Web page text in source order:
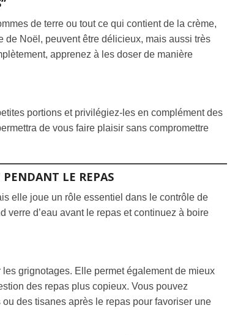
de terre ou tout ce qui contient de la crème,
de Noël, peuvent être délicieux, mais aussi très
apprenez à les doser de manière
portions et privilégiez-les en complément des
de vous faire plaisir sans compromettre
LE REPAS
elle joue un rôle essentiel dans le contrôle de
verre d’eau avant le repas et continuez à boire
les grignotages. Elle permet également de mieux
des repas plus copieux. Vous pouvez
des tisanes après le repas pour favoriser une